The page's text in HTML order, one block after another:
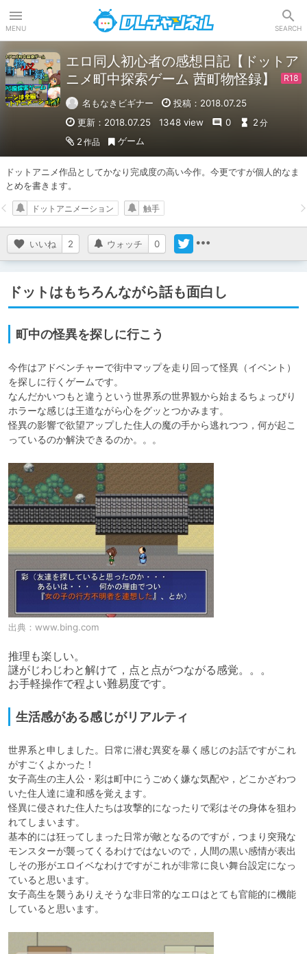
MENU SEARCH
エロ同人初心者の感想日記【ドットア
ニメ町中探索ゲーム 茜町物怪録】
名もなきビギナー
投稿：2018.07.25
更新：2018.07.25
1348 view 0 2 分
2 作品 ゲーム
ドットアニメ作品としてかなり完成度の高い今作。今更ですが個人的なま
とめを書きます。
いいね 2 ウォッチ 0
ドットアニメーション 触手
ドットはもちろんながら話も面白し
町中の怪異を探しに行こう
今作はアドベンチャーで街中マップを走り回って怪異（イベント）
を探しに行くゲームです。
なんだかいつもと違うという世界系の世界観から始まるちょっぴり
ホラーな感じは王道ながら心をグッとつかみます。
怪異の影響で欲望アップした住人の魔の手から逃れつつ，何が起こ
っているのか解決できるのか。。。
出典： www.bing.com
推理も楽しい。
謎がじわじわと解けて，点と点がつながる感覚。。。
お手軽操作で程よい難易度です。
生活感がある感じがリアルティ
世界系と申しました。日常に潜む異変を暴く感じのお話ですがこれ
がすごくよかった！
女子高生の主人公・彩は町中にうごめく嫌な気配や，どこかざわつ
いた住人達に違和感を覚えます。
怪異に侵された住人たちは攻撃的になったりで彩はその身体を狙わ
れてしまいます。
基本的には狂ってしまった日常が敵となるのですが，つまり突飛な
モンスターが襲ってくるわけではないので，人間の黒い感情が表出
しその形がエロイベなわけですがこれが非常に良い舞台設定になっ
ていると思います。
女子高生を襲うありえそうな非日常的なエロはとても官能的に機能
していると思います。